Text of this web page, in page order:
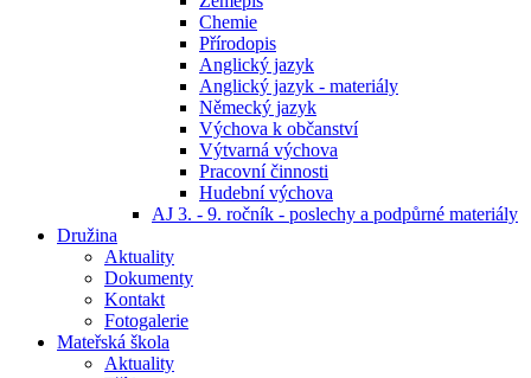
Chemie
Přírodopis
Anglický jazyk
Anglický jazyk - materiály
Německý jazyk
Výchova k občanství
Výtvarná výchova
Pracovní činnosti
Hudební výchova
AJ 3. - 9. ročník - poslechy a podpůrné materiály
Družina
Aktuality
Dokumenty
Kontakt
Fotogalerie
Mateřská škola
Aktuality